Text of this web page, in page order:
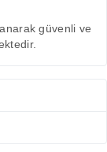
güvenli ve